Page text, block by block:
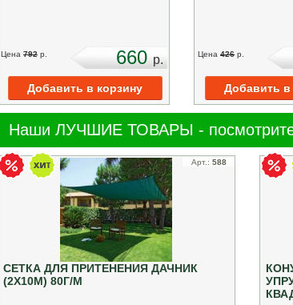
Цена 792 p. 660p. Цена 426 p.
Наши ЛУЧШИЕ ТОВАРЫ -
Арт.: 588
СЕТКА ДЛЯ ПРИТЕНЕНИЯ ДАЧНИК
(2Х10М) 80Г/М